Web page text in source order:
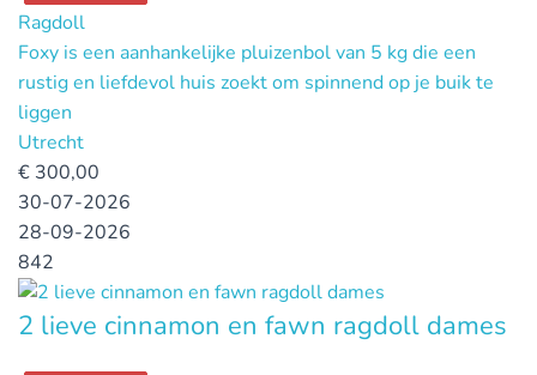
Ragdoll
Foxy is een aanhankelijke pluizenbol van 5 kg die een
rustig en liefdevol huis zoekt om spinnend op je buik te
liggen
Utrecht
€ 300,00
30-07-2026
28-09-2026
842
2 lieve cinnamon en fawn ragdoll dames